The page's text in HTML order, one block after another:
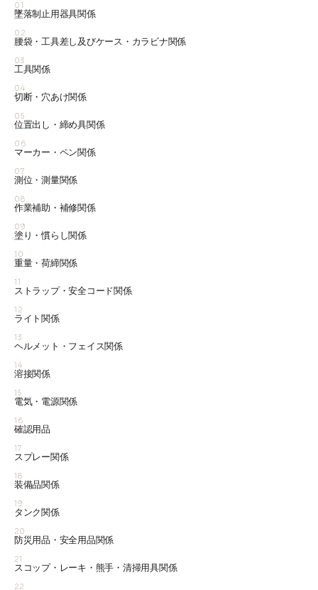
01
墜落制止用器具関係
02
腰袋・工具差し及びケース・カラビナ関係
03
工具関係
04
切断・穴あけ関係
05
位置出し・締め具関係
06
マーカー・ペン関係
07
測位・測量関係
08
作業補助・補修関係
09
塗り・慣らし関係
10
重量・荷締関係
11
ストラップ・安全コード関係
12
ライト関係
13
ヘルメット・フェイス関係
14
溶接関係
15
電気・電源関係
16
確認用品
17
スプレー関係
18
装備品関係
19
タンク関係
20
防災用品・安全用品関係
21
スコップ・レーキ・熊手・清掃用具関係
22